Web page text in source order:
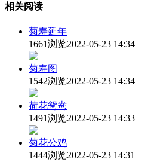
相关阅读
菊寿延年
1661浏览2022-05-23 14:34
菊寿图
1542浏览2022-05-23 14:34
荷花鸳鸯
1491浏览2022-05-23 14:33
菊花公鸡
1444浏览2022-05-23 14:31